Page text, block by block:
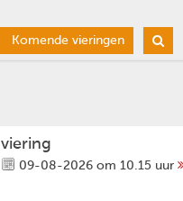
Komende vieringen
viering
09-08-2026 om 10.15 uur